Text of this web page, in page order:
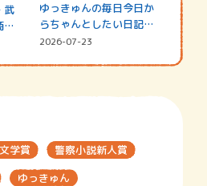
武
店
ゆっきゅんの毎日今日か
らちゃんとしたい日記
☆202…
2026-07-23
学賞
警察小説新人賞
ゆっきゅん